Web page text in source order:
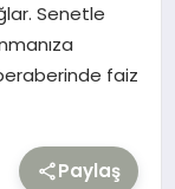
Senetle
faiz
Paylaş